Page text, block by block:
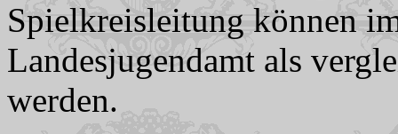
Spielkreisleitung können
Landesjugendamt als
werden.